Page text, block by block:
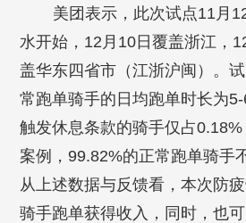
美团表示，此次试点11月
水开始，12月10日覆盖浙江，
盖华东四省市（江浙沪闽）。
常跑单骑手的日均跑单时长为
触发休息条款的骑手仅占
案例，99.82%的正常跑单骑手
从上述数据与反馈看，本次防
骑手跑单获得收入，同时，也